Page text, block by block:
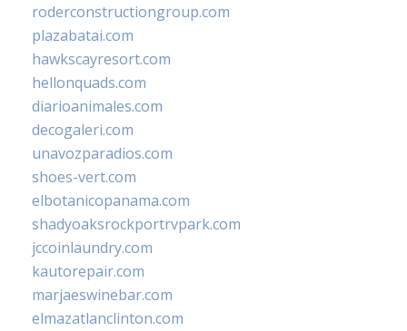
roderconstructiongroup.com
plazabatai.com
hawkscayresort.com
hellonquads.com
diarioanimales.com
decogaleri.com
unavozparadios.com
shoes-vert.com
elbotanicopanama.com
shadyoaksrockportrvpark.com
jccoinlaundry.com
kautorepair.com
marjaeswinebar.com
elmazatlanclinton.com